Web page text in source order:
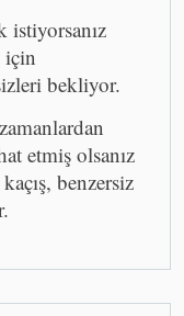
istiyorsanız
için
bekliyor.
etmiş olsanız
benzersiz